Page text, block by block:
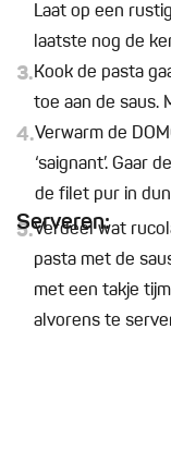
Laat op een
laatste nog de
3.Kook de pasta
toe aan de saus.
4.Verwarm de
‘saignant’. Gaar
de filet pur in
Serveren:
5.Verdeel wat
pasta met de
met een takje
alvorens te